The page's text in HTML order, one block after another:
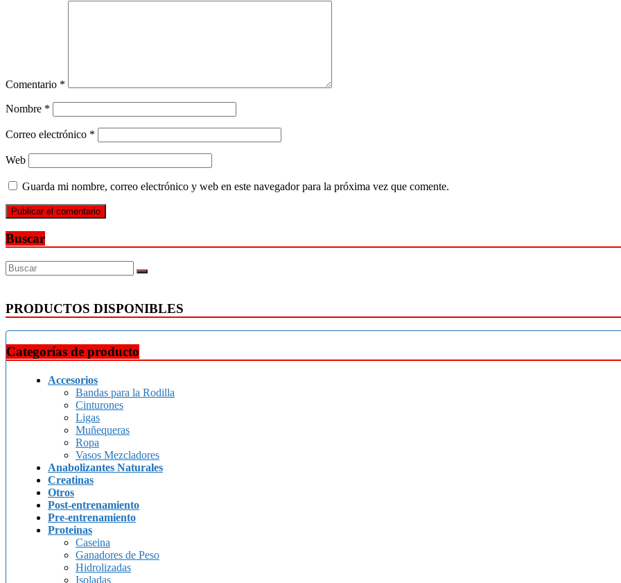
Comentario *
Nombre *
Correo electrónico *
Web
Guarda mi nombre, correo electrónico y web en este navegador para la próxima vez que comente.
Buscar
PRODUCTOS DISPONIBLES
Categorías de producto
Accesorios
Bandas para la Rodilla
Cinturones
Ligas
Muñequeras
Ropa
Vasos Mezcladores
Anabolizantes Naturales
Creatinas
Otros
Post-entrenamiento
Pre-entrenamiento
Proteinas
Caseina
Ganadores de Peso
Hidrolizadas
Isoladas